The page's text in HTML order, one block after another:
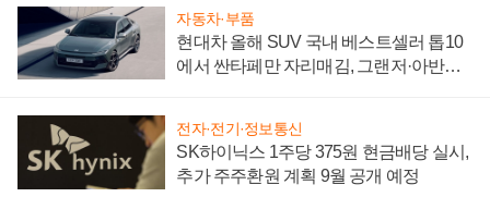
자동차·부품
현대차 올해 SUV 국내 베스트셀러 톱10
에서 싼타페만 자리매김, 그랜저·아반떼
전자·전기·정보통신
SK하이닉스 1주당 375원 현금배당 실시,
추가 주주환원 계획 9월 공개 예정